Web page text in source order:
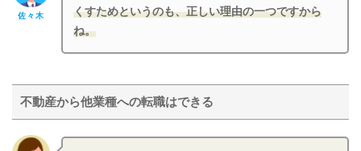
佐々木
くすためというのも、正しい理由の一つですから
ね。
不動産から他業種への転職はできる